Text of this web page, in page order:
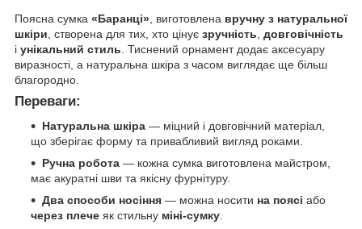
Поясна сумка «Баранці» , виготовлена вручну з натуральної
шкіри , створена для тих, хто цінує зручність довговічність
і унікальний стиль . Тиснений орнамент додає аксесуару
виразності, а натуральна шкіра з часом виглядає ще більш
благородно.
Переваги:
Натуральна шкіра — міцний і довговічний матеріал,
що зберігає форму та привабливий вигляд роками.
Ручна робота — кожна сумка виготовлена майстром,
має акуратні шви та якісну фурнітуру.
Два способи носіння — можна носити на поясі або
через плече як стильну міні-сумку